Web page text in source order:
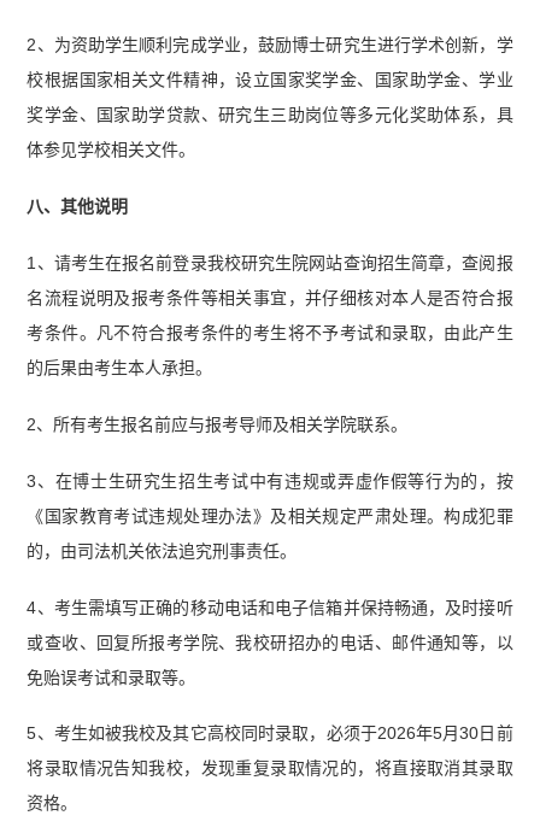
2、为资助学生顺利完成学业，鼓励博士研究生进行学术创新，学
校根据国家相关文件精神，设立国家奖学金、国家助学金、学业
奖学金、国家助学贷款、研究生三助岗位等多元化奖助体系，具
体参见学校相关文件。
八、其他说明
1、请考生在报名前登录我校研究生院网站查询招生简章，查阅报
名流程说明及报考条件等相关事宜，并仔细核对本人是否符合报
考条件。凡不符合报考条件的考生将不予考试和录取，由此产生
的后果由考生本人承担。
2、所有考生报名前应与报考导师及相关学院联系。
3、在博士生研究生招生考试中有违规或弄虚作假等行为的，按
《国家教育考试违规处理办法》及相关规定严肃处理。构成犯罪
的，由司法机关依法追究刑事责任。
4、考生需填写正确的移动电话和电子信箱并保持畅通，及时接听
或查收、回复所报考学院、我校研招办的电话、邮件通知等，以
免贻误考试和录取等。
5、考生如被我校及其它高校同时录取，必须于2026年5月30日前
将录取情况告知我校，发现重复录取情况的，将直接取消其录取
资格。